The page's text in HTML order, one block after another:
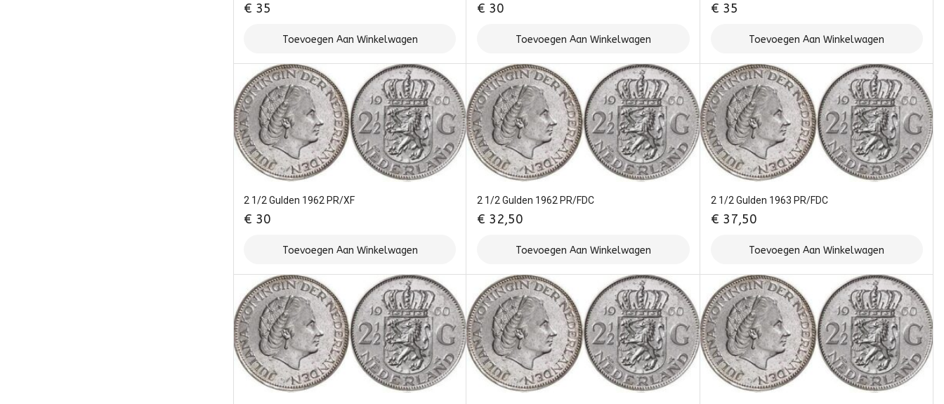
€ 35
Toevoegen Aan Winkelwagen
€ 30
Toevoegen Aan Winkelwagen
€ 35
Toevoegen Aan Winkelwagen
2 1/2 Gulden 1962 PR/XF
€ 30
Toevoegen Aan Winkelwagen
2 1/2 Gulden 1962 PR/FDC
€ 32,50
Toevoegen Aan Winkelwagen
2 1/2 Gulden 1963 PR/FDC
€ 37,50
Toevoegen Aan Winkelwagen